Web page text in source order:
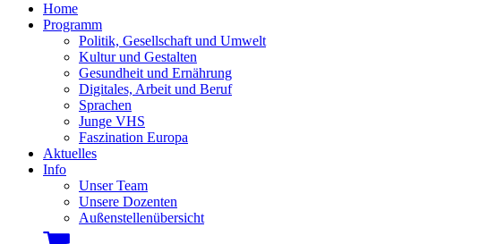
Home
Programm
Politik, Gesellschaft und Umwelt
Kultur und Gestalten
Gesundheit und Ernährung
Digitales, Arbeit und Beruf
Sprachen
Junge VHS
Faszination Europa
Aktuelles
Info
Unser Team
Unsere Dozenten
Außenstellenübersicht